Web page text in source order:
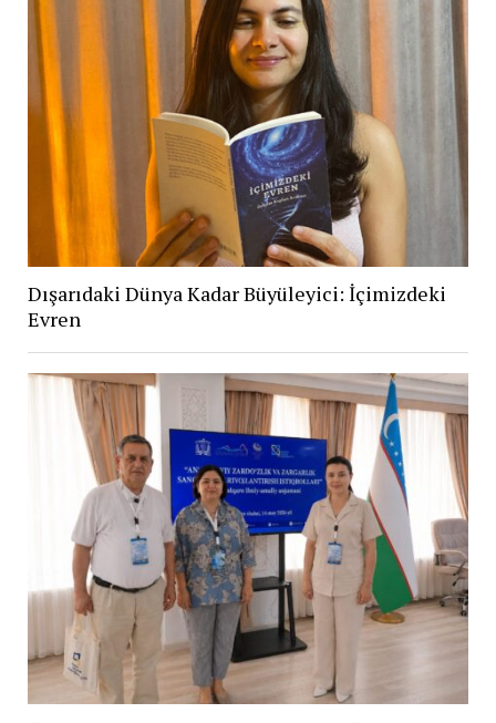
Dışarıdaki Dünya Kadar Büyüleyici: İçimizdeki
Evren